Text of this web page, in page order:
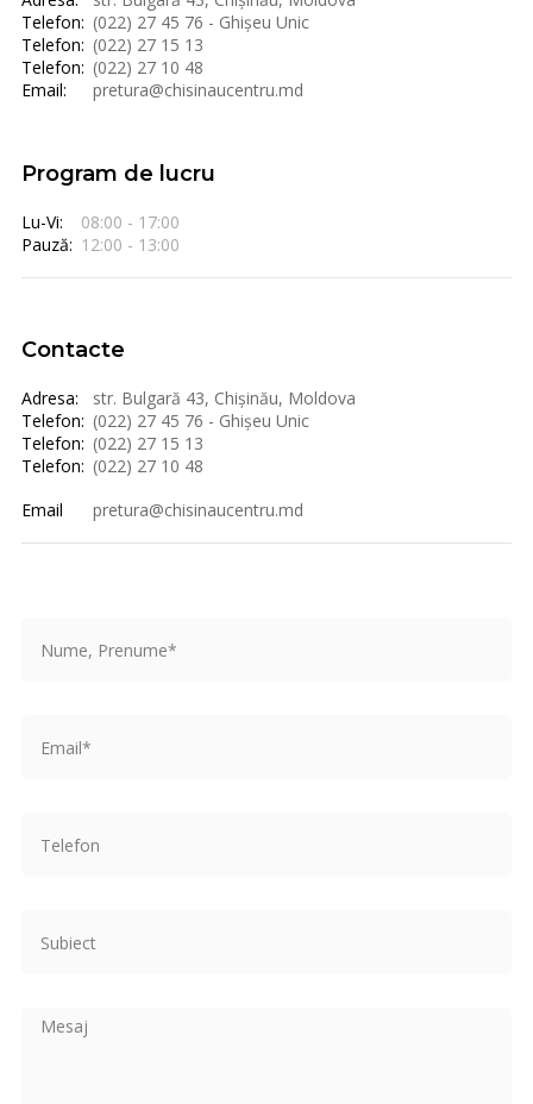
Telefon: (022) 27 45 76 - Ghișeu Unic
Telefon: (022) 27 15 13
Telefon: (022) 27 10 48
Email:
pretura@chisinaucentru.md
Program de lucru
Lu-Vi:
08:00 - 17:00
Pauză: 12:00 - 13:00
Contacte
Adresa:
str. Bulgară 43, Chișinău, Moldova
Telefon: (022) 27 45 76 - Ghișeu Unic
Telefon: (022) 27 15 13
Telefon: (022) 27 10 48
Email
pretura@chisinaucentru.md